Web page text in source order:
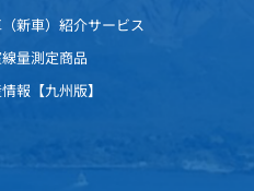
新車）紹介サービス
量測定商品
報【九州版】